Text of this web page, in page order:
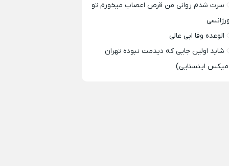
سرت شدم روانی من قرص اعصاب میخورم تو
الوعده وفا ابی عالی
شاید اولین جایی که دیدمت نبوده تهران
اینستایی)